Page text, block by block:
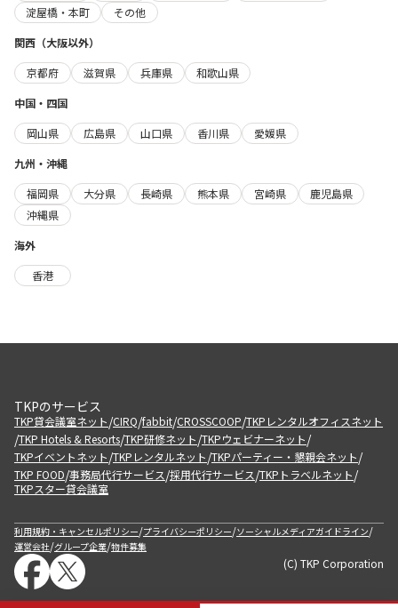
淀屋橋・本町
その他
関西（大阪以外）
京都府
滋賀県 兵庫県
和歌山県
中国・四国
岡山県
広島県 山口県 香川県
愛媛県
九州・沖縄
福岡県
大分県 長崎県 熊本県 宮崎県
鹿児島県
沖縄県
海外
香港
TKPのサービス
TKP貸会議室ネット/CIRQ/fabbit/CROSSCOOP/TKPレンタルオフィスネット
/TKP Hotels & Resorts/TKP研修ネット/TKPウェビナーネット/
TKPイベントネット/TKPレンタルネット/TKPパーティー・懇親会ネット/
TKP FOOD/事務局代行サービス/採用代行サービス/TKPトラベルネット/
TKPスター貸会議室
利用規約・キャンセルポリシー/プライバシーポリシー/ソーシャルメディアガイドライン/
運営会社/グループ企業/物件募集
(C) TKP Corporation